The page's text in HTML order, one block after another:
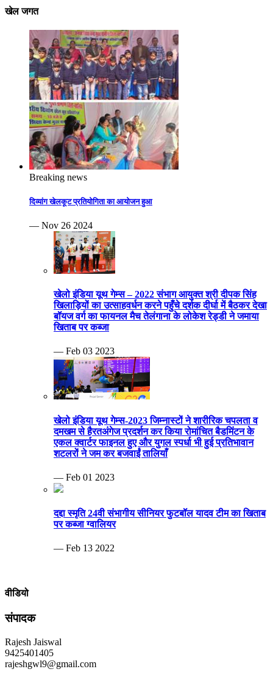
खेल जगत
Breaking news
दिव्यांग खेलकूट प्रतियोगिता का आयोजन हुआ
— Nov 26 2024
खेलो इंडिया यूथ गेम्स – 2022 संभाग आयुक्त श्री दीपक सिंह
खिलाड़ियों का उत्साहवर्धन करने पहुँचे दर्शक दीर्घा में बैठकर देखा
बॉयज वर्ग का फायनल मैच तेलंगाना के लोकेश रेड्डी ने जमाया
खिताब पर कब्जा
— Feb 03 2023
खेलो इंडिया यूथ गेम्स-2023 जिम्नास्टों ने शारीरिक चपलता व
दमखम से हैरतअंगेज प्रदर्शन कर किया रोमांचित बैडमिंटन के
एकल क्वार्टर फाइनल हुए और युगल स्पर्धा भी हुई प्रतिभावान
शटलरों ने जम कर बजवाईं तालियाँ
— Feb 01 2023
दद्दा स्मृति 24वी संभागीय सीनियर फुटबॉल यादव टीम का खिताब
पर कब्जा ग्वालियर
— Feb 13 2022
वीडियो
संपादक
Rajesh Jaiswal
9425401405
rajeshgwl9@gmail.com